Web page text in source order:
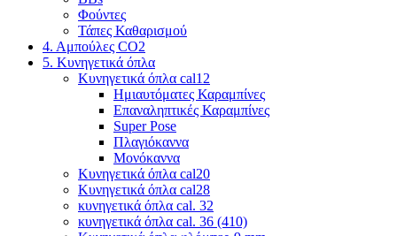
Φούντες
Τάπες Καθαρισμού
4. Αμπούλες CO2
5. Κυνηγετικά όπλα
Κυνηγετικά όπλα cal12
Ημιαυτόματες Καραμπίνες
Επαναληπτικές Καραμπίνες
Super Pose
Πλαγιόκαννα
Μονόκαννα
Κυνηγετικά όπλα cal20
Κυνηγετικά όπλα cal28
κυνηγετικά όπλα cal. 32
κυνηγετικά όπλα cal. 36 (410)